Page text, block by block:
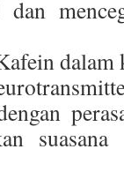
dan
dalam